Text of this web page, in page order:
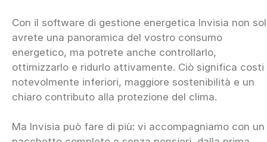
Con il software di gestione energetica Invisia non
avrete una panoramica del vostro consumo
energetico, ma potrete anche controllarlo,
ottimizzarlo e ridurlo attivamente. Ciò significa costi
notevolmente inferiori, maggiore sostenibilità e un
chiaro contributo alla protezione del clima.
Ma Invisia può fare di più: vi accompagniamo con un